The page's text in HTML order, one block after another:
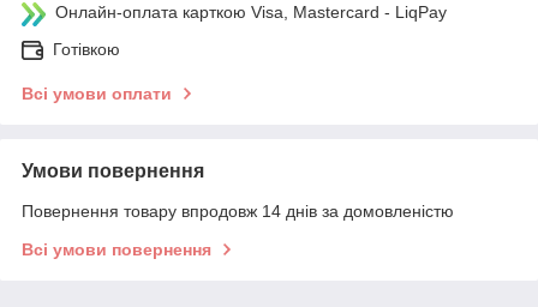
Онлайн-оплата карткою Visa, Mastercard - LiqPay
Готівкою
Всі умови оплати
Умови повернення
Повернення товару впродовж 14 днів за домовленістю
Всі умови повернення